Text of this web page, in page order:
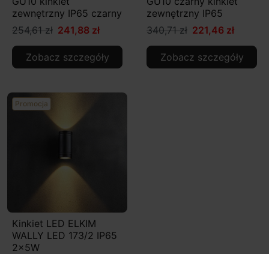
zewnętrzny IP65 czarny
254,61 zł 241,88 zł
Zobacz szczegóły
zewnętrzny IP65
340,71 zł 221,46 zł
Zobacz szczegóły
Promocja
Kinkiet LED ELKIM
WALLY LED 173/2 IP65
2x5W